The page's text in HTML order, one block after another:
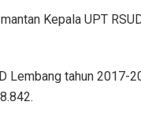
Kepala UPT
tahun